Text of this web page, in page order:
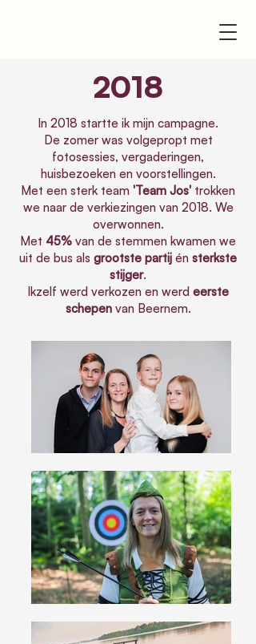
2018
In 2018 startte ik mijn campagne.
De zomer was volgepropt met
fotosessies, vergaderingen,
huisbezoeken en voorstellingen.
Met een sterk team 'Team Jos' trokken
we naar de verkiezingen van 2018. We
overwonnen.
Met 45% van de stemmen kwamen we
uit de bus als grootste partij én sterkste
stijger.
Ikzelf werd verkozen en werd eerste
schepenvan Beernem.